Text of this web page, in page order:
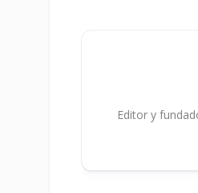
Editor y